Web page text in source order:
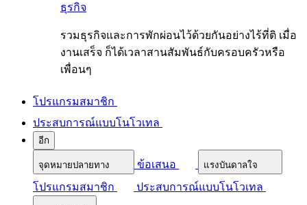
ธุรกิจ
รวมธุรกิจและการพักผ่อนไว้ด้วยกันอย่างไร้ที่ติ เมื่อ
งานเสร็จ ก็ได้เวลาสานสัมพันธ์กับครอบครัวหรือ
เพื่อนๆ
โปรแกรมสมาชิก
ประสบการณ์แบบโนโวเทล
อีก
จุดหมายปลายทาง ข้อเสนอ แรงบันดาลใจ
โปรแกรมสมาชิก ประสบการณ์แบบโนโวเทล